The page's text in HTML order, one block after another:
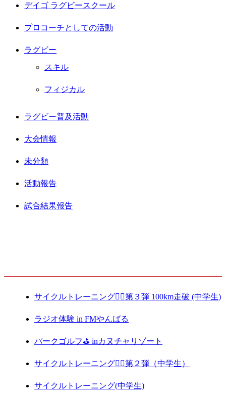
デイゴ ラグビースクール
プロコーチとしての活動
ラグビー
スキル
フィジカル
ラグビー普及活動
大会情報
未分類
活動報告
試合結果報告
サイクルトレーニング🚴‍♀️第３弾 100km走破 (中学生)
ラジオ体験 in FMやんばる
パークゴルフ⛳️ inカヌチャリゾート
サイクルトレーニング🚴‍♀️第２弾（中学生）
サイクルトレーニング(中学生)